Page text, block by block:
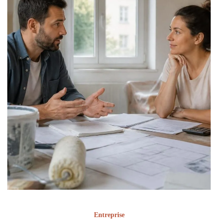
Entreprise